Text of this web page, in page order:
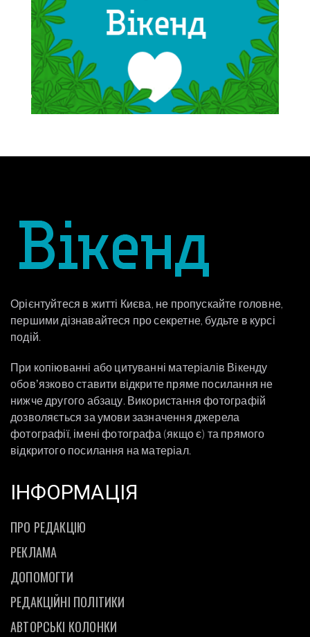
Орієнтуйтеся в житті Києва, не пропускайте головне,
першими дізнавайтеся про секретне, будьте в курсі
подій.
При копіюванні або цитуванні матеріалів Вікенду
обовʼязково ставити відкрите пряме посилання не
нижче другого абзацу. Використання фотографій
дозволяється за умови зазначення джерела
фотографії, імені фотографа (якщо є) та прямого
відкритого посилання на матеріал.
ІНФОРМАЦІЯ
ПРО РЕДАКЦІЮ
РЕКЛАМА
ДОПОМОГТИ
РЕДАКЦІЙНІ ПОЛІТИКИ
АВТОРСЬКІ КОЛОНКИ